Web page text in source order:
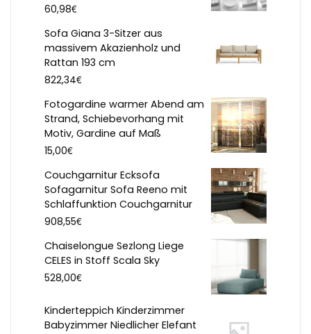
60,98€
Sofa Giana 3-Sitzer aus
massivem Akazienholz und
Rattan 193 cm
822,34€
Fotogardine warmer Abend am
Strand, Schiebevorhang mit
Motiv, Gardine auf Maß
15,00€
Couchgarnitur Ecksofa
Sofagarnitur Sofa Reeno mit
Schlaffunktion Couchgarnitur
908,55€
Chaiselongue Sezlong Liege
CELES in Stoff Scala Sky
528,00€
Kinderteppich Kinderzimmer
Babyzimmer Niedlicher Elefant